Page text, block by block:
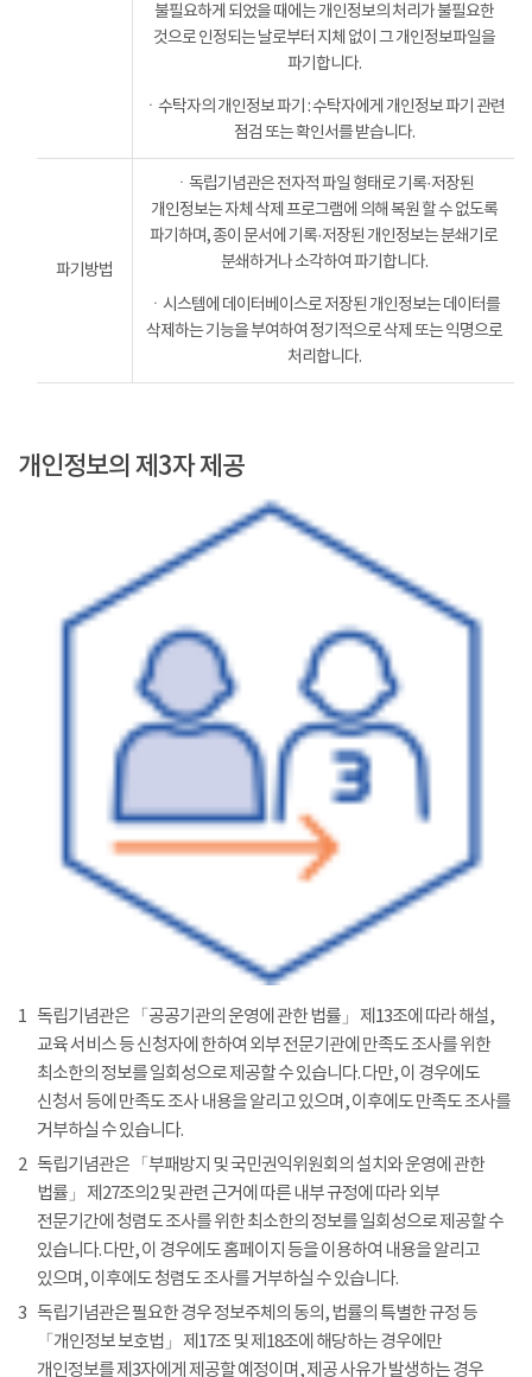
불필요하게 되었을 때에는 개인정보의 처리가 불필요한
것으로 인정되는 날로부터 지체 없이 그 개인정보파일을
파기합니다.
ㆍ수탁자의 개인정보 파기 : 수탁자에게 개인정보 파기 관련
점검 또는 확인서를 받습니다.
파기방법
ㆍ독립기념관은 전자적 파일 형태로 기록·저장된
개인정보는 자체 삭제 프로그램에 의해 복원 할 수 없도록
파기하며, 종이 문서에 기록·저장된 개인정보는 분쇄기로
분쇄하거나 소각하여 파기합니다.
ㆍ시스템에 데이터베이스로 저장된 개인정보는 데이터를
삭제하는 기능을 부여하여 정기적으로 삭제 또는 익명으로
처리합니다.
개인정보의 제3자 제공
1 독립기념관은 「공공기관의 운영에 관한 법률」 제13조에 따라 해설,
교육 서비스 등 신청자에 한하여 외부 전문기관에 만족도 조사를 위한
최소한의 정보를 일회성으로 제공할 수 있습니다. 다만, 이 경우에도
신청서 등에 만족도 조사 내용을 알리고 있으며, 이후에도 만족도 조사를
거부하실 수 있습니다.
2 독립기념관은 「부패방지 및 국민권익위원회의 설치와 운영에 관한
법률」 제27조의2 및 관련 근거에 따른 내부 규정에 따라 외부
전문기간에 청렴도 조사를 위한 최소한의 정보를 일회성으로 제공할 수
있습니다. 다만, 이 경우에도 홈페이지 등을 이용하여 내용을 알리고
있으며, 이후에도 청렴도 조사를 거부하실 수 있습니다.
3 독립기념관은 필요한 경우 정보주체의 동의, 법률의 특별한 규정 등
「개인정보 보호법」 제17조 및 제18조에 해당하는 경우에만
개인정보를 제3자에게 제공할 예정이며, 제공 사유가 발생하는 경우